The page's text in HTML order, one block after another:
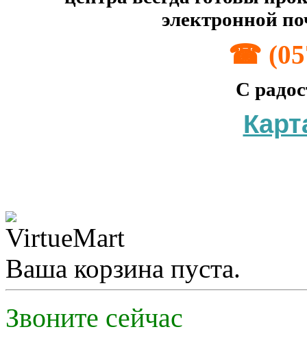
электронной
☎
С
Ваша корзина пуста.
Звоните сейчас